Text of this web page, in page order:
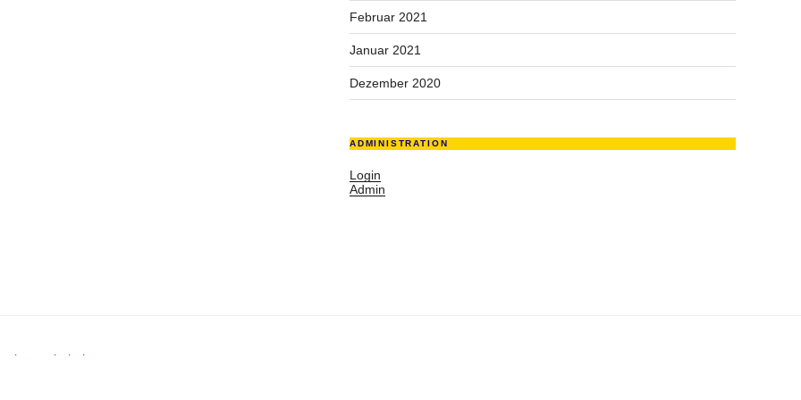
Februar 2021
Januar 2021
Dezember 2020
ADMINISTRATION
Login
Admin
vorbehalten.